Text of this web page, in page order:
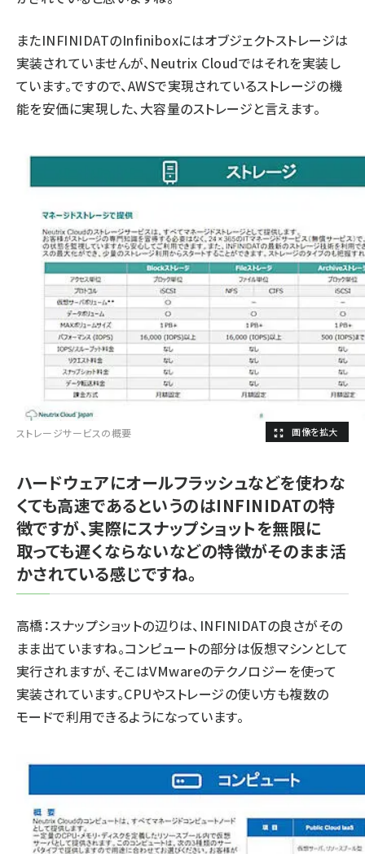
またINFINIDATのInfiniboxにはオブジェクトストレージは
実装されていませんが、Neutrix Cloudではそれを実装し
ています。ですので、AWSで実現されているストレージの機
能を安価に実現した、大容量のストレージと言えます。
ストレージサービスの概要
ハードウェアにオールフラッシュなどを使わな
くても高速であるというのはINFINIDATの特
徴ですが、実際にスナップショットを無限に
取っても遅くならないなどの特徴がそのまま活
かされている感じですね。
高橋：スナップショットの辺りは、INFINIDATの良さがその
まま出ていますね。コンピュートの部分は仮想マシンとして
実行されますが、そこはVMwareのテクノロジーを使って
実装されています。CPUやストレージの使い方も複数の
モードで利用できるようになっています。